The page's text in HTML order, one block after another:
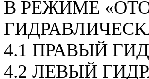
В РЕЖИМЕ
4.1 ПРАВЫЙ
4.2 ЛЕВЫЙ